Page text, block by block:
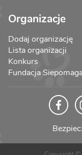
Organizacje
Dodaj organizację
Lista organizacji
Konkurs
Fundacja